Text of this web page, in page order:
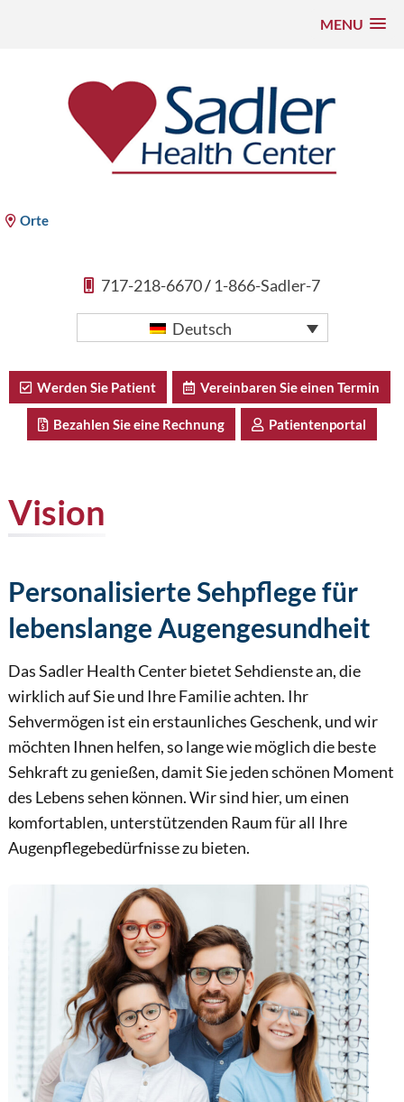
MENU
Orte
717-218-6670/ 1-866-Sadler-7
Deutsch
Werden Sie Patient Vereinbaren Sie einen Termin
Bezahlen Sie eine Rechnung Patientenportal
Vision
Personalisierte Sehpflege für
lebenslange Augengesundheit
Das Sadler Health Center bietet Sehdienste an, die
wirklich auf Sie und Ihre Familie achten. Ihr
Sehvermögen ist ein erstaunliches Geschenk, und wir
möchten Ihnen helfen, so lange wie möglich die beste
Sehkraft zu genießen, damit Sie jeden schönen Moment
des Lebens sehen können. Wir sind hier, um einen
komfortablen, unterstützenden Raum für all Ihre
Augenpflegebedürfnisse zu bieten.